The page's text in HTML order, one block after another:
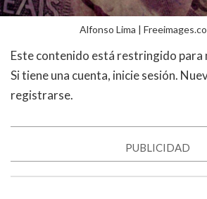
Alfonso Lima |
Este contenido está restringido para
Si tiene una cuenta, inicie sesión.
registrarse.
PUBLICIDAD